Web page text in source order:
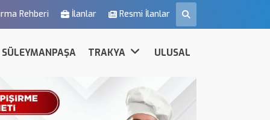
Rehberi İlanlar Resmi İlanlar
SÜLEYMANPAŞA TRAKYA ULUSAL